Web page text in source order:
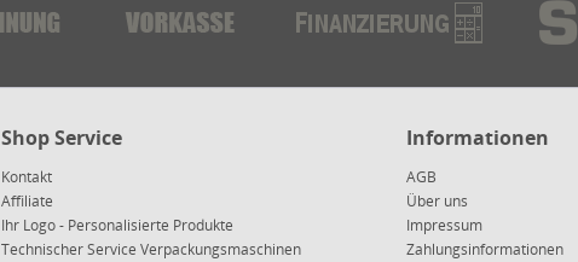
Shop Service
Kontakt
Affiliate
Ihr Logo - Personalisierte Produkte
Technischer Service Verpackungsmaschinen
Informationen
AGB
Über uns
Impressum
Zahlungsinformationen